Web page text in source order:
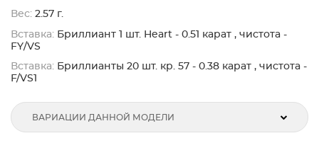
Вес: 2.57 г.
Вставка: Бриллиант 1 шт. Heart - 0.51 карат , чистота -
FY/VS
Вставка: Бриллианты 20 шт. кр. 57 - 0.38 карат , чистота -
F/VS1
ВАРИАЦИИ ДАННОЙ МОДЕЛИ